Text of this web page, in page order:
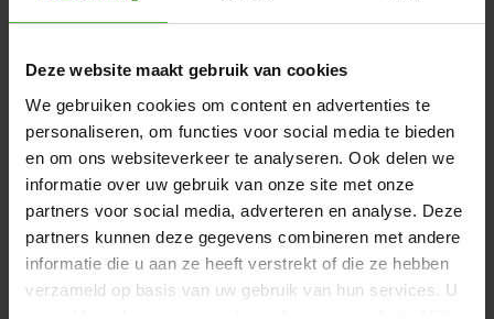
Deze website maakt gebruik van cookies
We gebruiken cookies om content en advertenties te
personaliseren, om functies voor social media te bieden
en om ons websiteverkeer te analyseren. Ook delen we
informatie over uw gebruik van onze site met onze
partners voor social media, adverteren en analyse. Deze
partners kunnen deze gegevens combineren met andere
informatie die u aan ze heeft verstrekt of die ze hebben
verzameld op basis van uw gebruik van hun services. U
Lieferung in 2-3 Werktagen
IN DEN WARENKORB LEGEN
KostenloserVersand ab 50,- €
Hervorragend bewertet durch unsere Kunden:
9,2/10